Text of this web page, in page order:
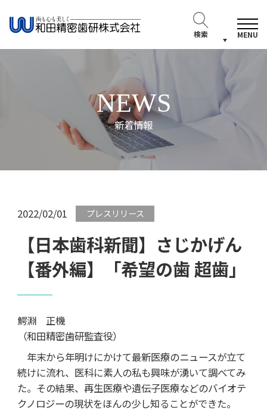
検索 MENU
NEWS
新着情報
2022/02/01 プレスリリース
【日本歯科新聞】さじかげん
【番外編】「希望の歯 超歯」
鰐淵 正機
（和田精密歯研監査役）
年末から年明けにかけて最新医療のニュースが立て
続けに流れ、医科に素人の私も興味が湧いて調べてみ
た。その結果、再生医療や遺伝子医療などのバイオテ
クノロジーの現状をほんの少し知ることができた。